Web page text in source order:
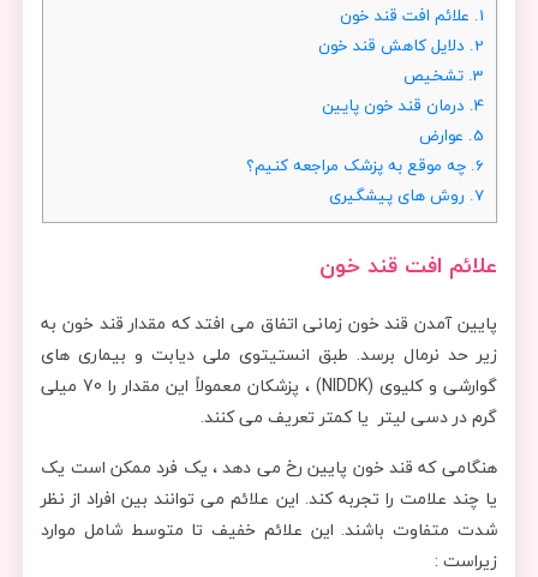
1. علائم افت قند خون
2. دلایل کاهش قند خون
3. تشخیص
4. درمان قند خون پایین
5. عوارض
6. چه موقع به پزشک مراجعه کنیم؟
7. روش های پیشگیری
علائم افت قند خون
پایین آمدن قند خون زمانی اتفاق می افتد که مقدار قند خون به
زیر حد نرمال برسد. طبق انستیتوی ملی دیابت و بیماری های
گوارشی و کلیوی (NIDDK) ، پزشکان معمولاً این مقدار را 70 میلی
گرم در دسی لیتر یا کمتر تعریف می کنند.
هنگامی که قند خون پایین رخ می دهد ، یک فرد ممکن است یک
یا چند علامت را تجربه کند. این علائم می توانند بین افراد از نظر
شدت متفاوت باشند. این علائم خفیف تا متوسط شامل موارد
زیراست :